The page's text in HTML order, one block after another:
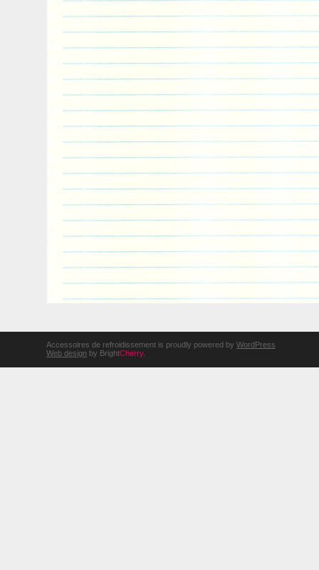
Accessoires de refroidissement is proudly powered by WordPress
Web design by BrightCherry.